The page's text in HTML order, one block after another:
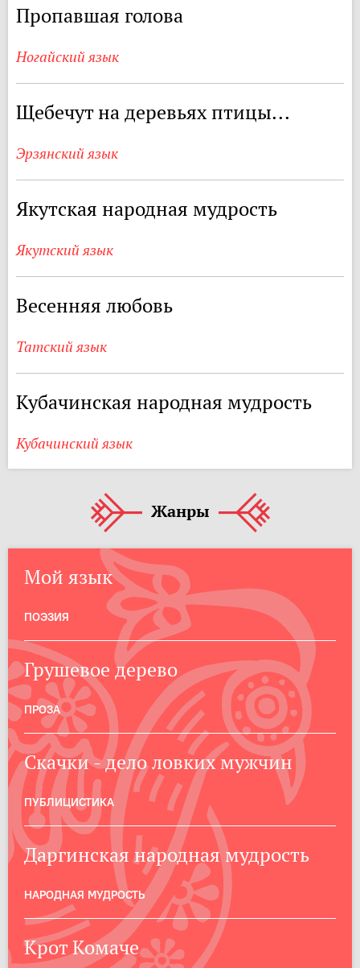
Пропавшая голова
Ногайский язык
Щебечут на деревьях птицы...
Эрзянский язык
Якутская народная мудрость
Якутский язык
Весенняя любовь
Татский язык
Кубачинская народная мудрость
Кубачинский язык
Жанры
Мой язык
ПОЭЗИЯ
Грушевое дерево
ПРОЗА
Скачки - дело ловких мужчин
ПУБЛИЦИСТИКА
Даргинская народная мудрость
НАРОДНАЯ МУДРОСТЬ
Крот Комаче